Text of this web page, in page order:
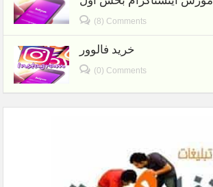
(8) Comments
خرید فالوور
(0) Comments